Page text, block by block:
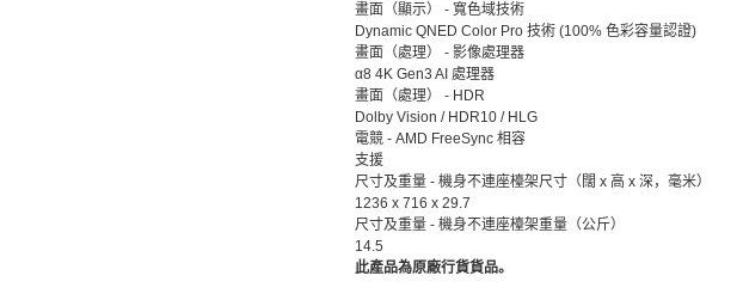
畫面（顯示） - 寬色域技術
Dynamic QNED Color Pro 技術 (100% 色彩容量認證)
畫面（處理） - 影像處理器
α8 4K Gen3 AI 處理器
畫面（處理） - HDR
Dolby Vision / HDR10 / HLG
電競 - AMD FreeSync 相容
支援
尺寸及重量 - 機身不連座檯架尺寸（闊 x 高 x 深，毫米）
1236 x 716 x 29.7
尺寸及重量 - 機身不連座檯架重量（公斤）
14.5
此產品為原廠行貨貨品。